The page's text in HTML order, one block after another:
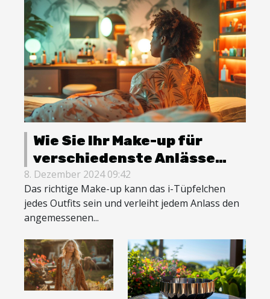
Wie Sie Ihr Make-up für
verschiedenste Anlässe
stilvoll anpassen können
8. Dezember 2024 09:42
Das richtige Make-up kann das i-Tüpfelchen
jedes Outfits sein und verleiht jedem Anlass den
angemessenen...